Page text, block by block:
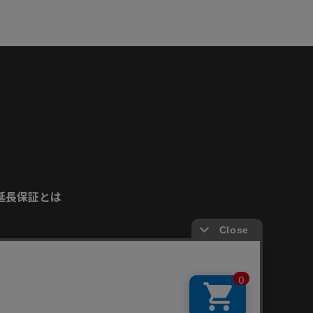
長保証とは
Copyright © Dream Factory Inc. All rights reserved.